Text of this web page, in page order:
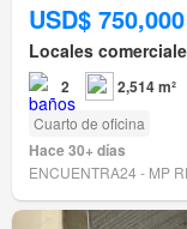
USD$ 750,000
Locales
2 2,514 m²
Cuarto de oficina
Hace 30+ días
ENCUENTRA24 - MP